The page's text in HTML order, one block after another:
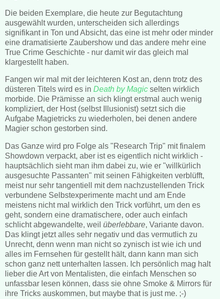
Die beiden Exemplare, die heute zur Begutachtung
ausgewählt wurden, unterscheiden sich allerdings
signifikant in Ton und Absicht, das eine ist mehr oder minder
eine dramatisierte Zaubershow und das andere mehr eine
True Crime Geschichte - nur damit wir das gleich mal
klargestellt haben.
Fangen wir mal mit der leichteren Kost an, denn trotz des
düsteren Titels wird es in Death by Magic selten wirklich
morbide. Die Prämisse an sich klingt erstmal auch wenig
kompliziert, der Host (selbst Illusionist) setzt sich die
Aufgabe Magietricks zu wiederholen, bei denen andere
Magier schon gestorben sind.
Das Ganze wird pro Folge als "Research Trip" mit finalem
Showdown verpackt, aber ist es eigentlich nicht wirklich -
hauptsächlich sieht man ihm dabei zu, wie er "willkürlich
ausgesuchte Passanten" mit seinen Fähigkeiten verblüfft,
meist nur sehr tangentiell mit dem nachzustellenden Trick
verbundene Selbstexperimente macht und am Ende
meistens nicht mal wirklich den Trick vorführt, um den es
geht, sondern eine dramatischere, oder auch einfach
schlicht abgewandelte, weil überlebbare, Variante davon.
Das klingt jetzt alles sehr negativ und das vermutlich zu
Unrecht, denn wenn man nicht so zynisch ist wie ich und
alles im Fernsehen für gestellt hält, dann kann man sich
schon ganz nett unterhalten lassen. Ich persönlich mag halt
lieber die Art von Mentalisten, die einfach Menschen so
unfassbar lesen können, dass sie ohne Smoke & Mirrors für
ihre Tricks auskommen, but maybe that is just me. ;-)